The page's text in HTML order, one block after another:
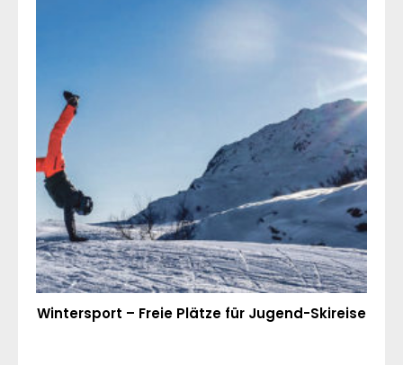
Wintersport – Freie Plätze für Jugend-Skireise